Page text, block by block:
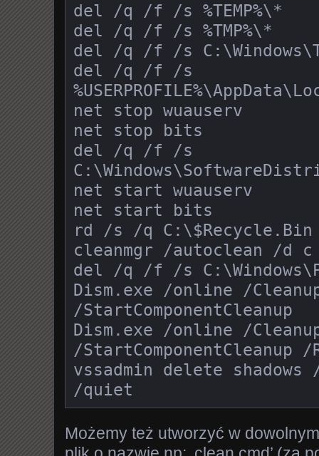
del /q /f /s %TEMP%\*
del /q /f /s %TMP%\*
del /q /f /s
del /q /f /s
net stop wuauserv
net stop bits
del /q /f /s
net start wuauserv
net start bits
rd /s /q C:\$Recycle.Bin
cleanmgr /autoclean /d c
del /q /f /s
Dism.exe /online /
/StartComponentCleanup
Dism.exe /online /
/StartComponentCleanup /
vssadmin delete
/quiet
Możemy też utworzyć w